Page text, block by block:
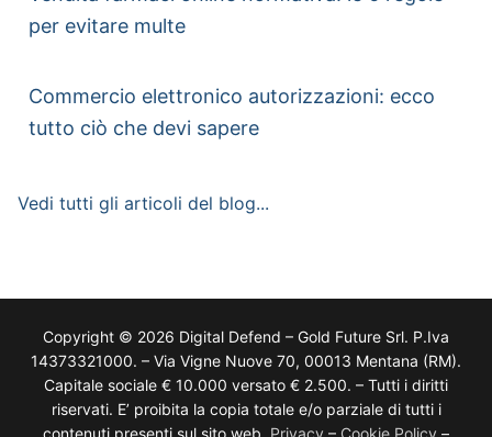
per evitare multe
Commercio elettronico autorizzazioni: ecco
tutto ciò che devi sapere
Vedi tutti gli articoli del blog...
Copyright © 2026 Digital Defend – Gold Future Srl. P.Iva
14373321000. – Via Vigne Nuove 70, 00013 Mentana (RM).
Capitale sociale € 10.000 versato € 2.500. – Tutti i diritti
riservati. E’ proibita la copia totale e/o parziale di tutti i